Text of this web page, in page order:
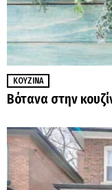
ΚΟΥΖΊΝΑ
Βότανα στην